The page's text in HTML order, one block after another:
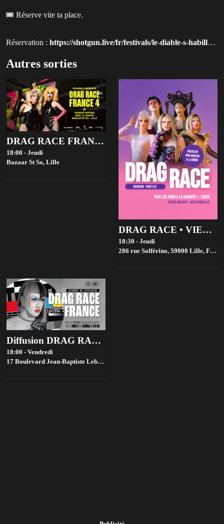
🎟 Réserve vite ta place.
Réservation : https://shotgun.live/fr/festivals/le-diable-s-habille-en-prada-ii?utm_source=queer-paris
Autres sorties
DRAG RACE FRANCE 4 VIEWING PARTIES - BAZAAR ST SO, LILLE
18:00 - Jeudi
Bazaar St So, Lille
DRAG RACE • VIEWING PARTIES • GRATUIT
18:30 - Jeudi
286 rue Solférino, 59000 Lille, France,
Diffusion DRAG RACE FRANCE saison 4 @ Bistrot ST SO by la House of Jambon Beurre
18:00 - Vendredi
17 Boulevard Jean-Baptiste Lebas, 59000 Lille, France,